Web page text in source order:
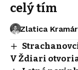
celý tím
Zlatica
V Ždiari